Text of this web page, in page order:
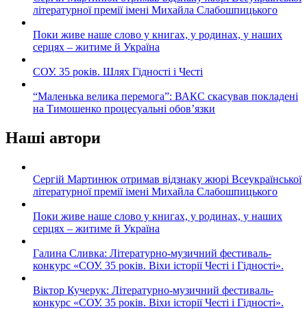
літературної премії імені Михайла Слабошпицького
Поки живе наше слово у книгах, у родинах, у наших
серцях – житиме й Україна
СОУ. 35 років. Шлях Гідності і Честі
“Маленька велика перемога”: ВАКС скасував покладені
на Тимошенко процесуальні обов’язки
Наші автори
Сергій Мартинюк отримав відзнаку жюрі Всеукраїнської
літературної премії імені Михайла Слабошпицького
Поки живе наше слово у книгах, у родинах, у наших
серцях – житиме й Україна
Галина Сливка: Літературно-музичний фестиваль-
конкурс «СОУ. 35 років. Віхи історії Честі і Гідності».
Віктор Кучерук: Літературно-музичний фестиваль-
конкурс «СОУ. 35 років. Віхи історії Честі і Гідності».